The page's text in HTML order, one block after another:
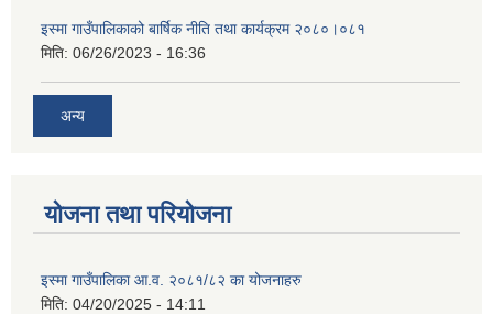
इस्मा गाउँपालिकाको बार्षिक नीति तथा कार्यक्रम २०८०।०८१
मिति: 06/26/2023 - 16:36
अन्य
योजना तथा परियोजना
इस्मा गाउँपालिका आ.व. २०८१/८२ का योजनाहरु
मिति: 04/20/2025 - 14:11